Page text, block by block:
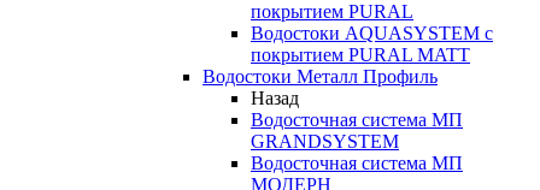
покрытием PURAL
Водостоки AQUASYSTEM с
покрытием PURAL MATT
Водостоки Металл Профиль
Назад
Водосточная система МП
GRANDSYSTEM
Водосточная система МП
МОДЕРН